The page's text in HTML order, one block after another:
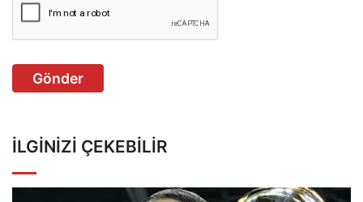
Gönder
İLGINIZI ÇEKEBILIR